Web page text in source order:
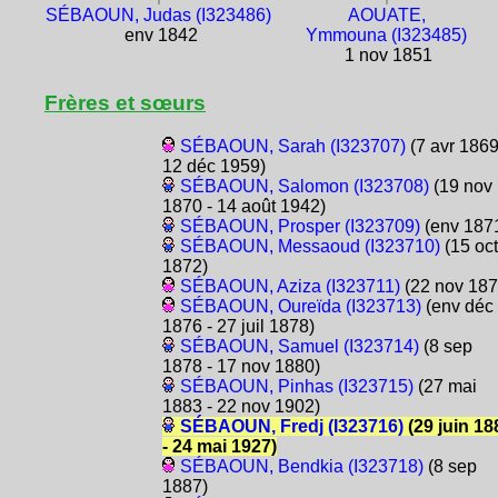
SÉBAOUN, Judas (I323486)
env 1842
AOUATE,
Ymmouna (I323485)
1 nov 1851
Frères et sœurs
SÉBAOUN, Sarah (I323707)(7 avr
12 déc 1959)
SÉBAOUN, Salomon (I323708)(19 nov
1870 - 14 août 1942)
SÉBAOUN, Prosper (I323709)(env
SÉBAOUN, Messaoud (I323710)(15 oct
1872)
SÉBAOUN, Aziza (I323711)(22 nov
SÉBAOUN, Oureïda (I323713)(env déc
1876 - 27 juil 1878)
SÉBAOUN, Samuel (I323714)(8 sep
1878 - 17 nov 1880)
SÉBAOUN, Pinhas (I323715)(27 mai
1883 - 22 nov 1902)
SÉBAOUN, Fredj (I323716)(29 juin
- 24 mai 1927)
SÉBAOUN, Bendkia (I323718)(8 sep
1887)